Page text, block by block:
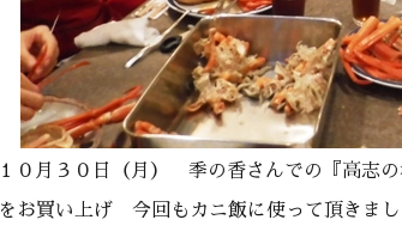
１０月３０日（月） 季の香さんでの『高志
をお買い上げ 今回もカニ飯に使って頂きま